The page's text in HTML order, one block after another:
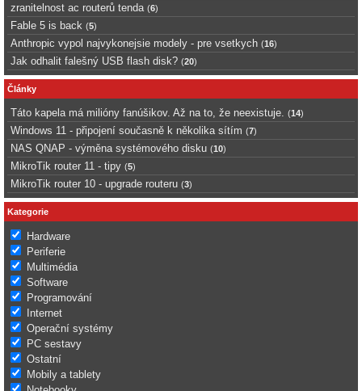
zranitelnost ac routerů tenda (6)
Fable 5 is back (5)
Anthropic vypol najvykonejsie modely - pre vsetkych (16)
Jak odhalit falešný USB flash disk? (20)
Články
Táto kapela má milióny fanúšikov. Až na to, že neexistuje. (14)
Windows 11 - připojení současně k několika sítím (7)
NAS QNAP - výměna systémového disku (10)
MikroTik router 11 - tipy (5)
MikroTik router 10 - upgrade routeru (3)
Kategorie
Hardware
Periferie
Multimédia
Software
Programování
Internet
Operační systémy
PC sestavy
Ostatní
Mobily a tablety